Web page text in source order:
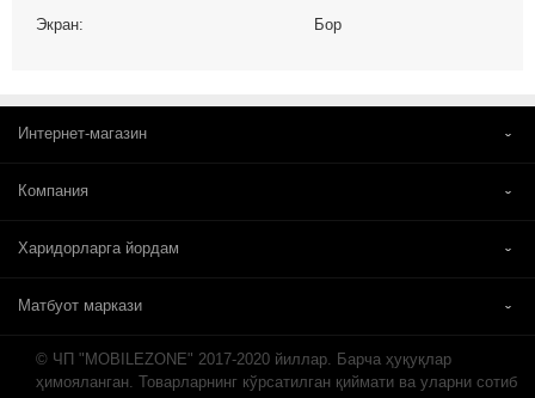
Экран: Бор
Интернет-магазин
Компания
Харидорларга йордам
Матбуот маркази
© ЧП "MOBILEZONE" 2017-2020 йиллар. Барча ҳуқуқлар
ҳимояланган. Товарларнинг кўрсатилган қиймати ва уларни сотиб